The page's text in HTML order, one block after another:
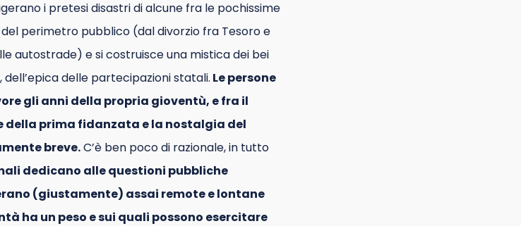
i pretesi disastri di alcune fra le pochissime
perimetro pubblico (dal divorzio fra Tesoro e
autostrade) e si costruisce una mistica dei bei
delle partecipazioni statali. Le persone
gli anni della propria gioventù, e fra il
prima fidanzata e la nostalgia del
breve.C’è ben poco di razionale, in tutto
dedicano alle questioni pubbliche
(giustamente) assai remote e lontane
ha un peso e sui quali possono esercitare